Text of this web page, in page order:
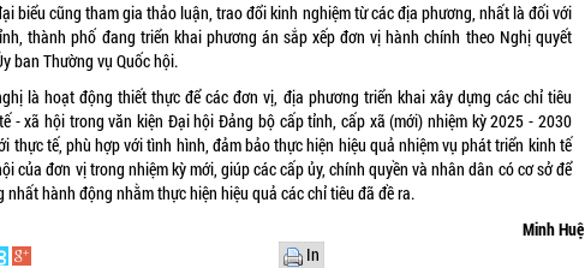
biểu cũng tham gia thảo luận, trao đổi kinh nghiệm từ các địa phương, nhất là đối với
thành phố đang triển khai phương án sắp xếp đơn vị hành chính theo Nghị quyết
ban Thường vụ Quốc hội.
là hoạt động thiết thực để các đơn vị, địa phương triển khai xây dựng các chỉ tiêu
- xã hội trong văn kiện Đại hội Đảng bộ cấp tỉnh, cấp xã (mới) nhiệm kỳ 2025 - 2030
thực tế, phù hợp với tình hình, đảm bảo thực hiện hiệu quả nhiệm vụ phát triển kinh tế
của đơn vị trong nhiệm kỳ mới, giúp các cấp ủy, chính quyền và nhân dân có cơ sở để
nhất hành động nhằm thực hiện hiệu quả các chỉ tiêu đã đề ra.
Minh Huệ
In